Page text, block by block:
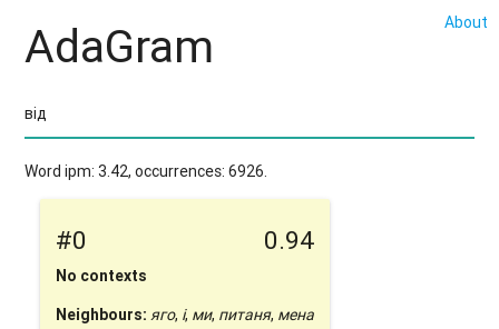
About
AdaGram
Word ipm: 3.42, occurrences: 6926.
#0 0.94
No contexts
Neighbours: яго, і, ми, питаня, мена